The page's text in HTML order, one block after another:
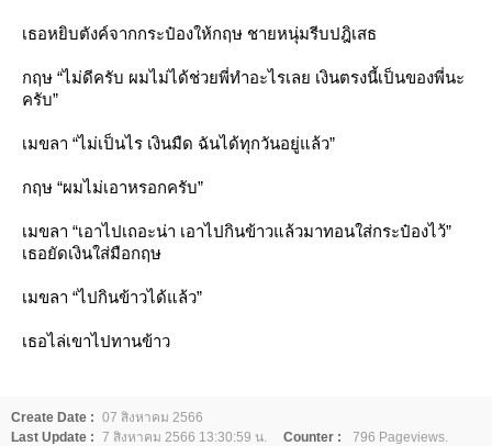
เธอหยิบตังค์จากกระป๋องให้กฤษ ชายหนุ่มรีบปฎิเสธ
กฤษ “ไม่ดีครับ ผมไม่ได้ช่วยพี่ทำอะไรเลย เงินตรงนี้เป็นของพี่นะ
ครับ”
เมขลา “ไม่เป็นไร เงินมืด ฉันได้ทุกวันอยู่แล้ว”
กฤษ “ผมไม่เอาหรอกครับ”
เมขลา “เอาไปเถอะน่า เอาไปกินข้าวแล้วมาทอนใส่กระป๋องไว้”
เธอยัดเงินใส่มือกฤษ
เมขลา “ไปกินข้าวได้แล้ว”
เธอไล่เขาไปทานข้าว
Create Date : 07 สิงหาคม 2566
Last Update : 7 สิงหาคม 2566 13:30:59 น. Counter :
796 Pageviews.